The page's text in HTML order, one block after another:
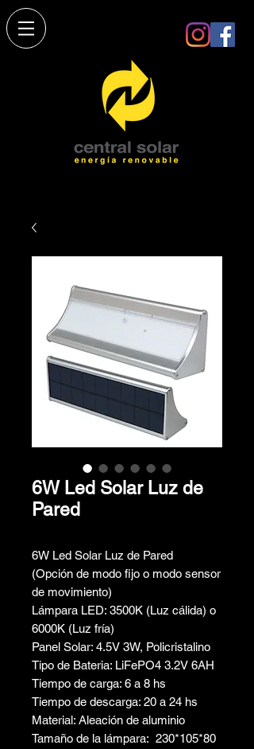
6W Led Solar Luz de
Pared
6W Led Solar Luz de Pared
(Opción de modo fijo o modo sensor
de movimiento)
Lámpara LED: 3500K (Luz cálida) o
6000K (Luz fría)
Panel Solar: 4.5V 3W, Policristalino
Tipo de Bateria: LiFePO4 3.2V 6AH
Tiempo de carga: 6 a 8 hs
Tiempo de descarga: 20 a 24 hs
Material: Aleación de aluminio
Tamaño de la lámpara: 230*105*80